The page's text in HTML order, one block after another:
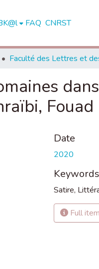
FAQ CNRST
Date
2020
Keywords
Satire,
Full